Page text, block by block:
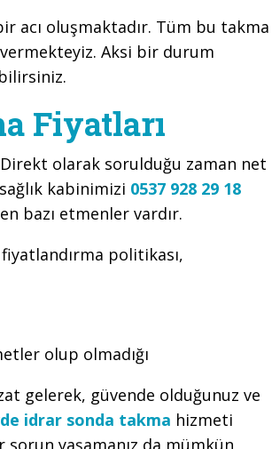
acı oluşmaktadır. Tüm bu takma
Aksi bir durum
Fiyatları
olarak sorulduğu zaman net
kabinimizi 0537 928 29 18
bazı etmenler vardır.
politikası,
olup olmadığı
gelerek, güvende olduğunuz ve
idrar sonda takma hizmeti
sorun yaşamanız da mümkün